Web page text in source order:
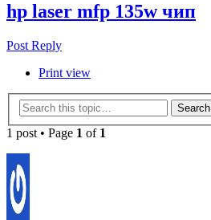
hp laser mfp 135w чип
Post Reply
Print view
Search
1 post • Page 1 of 1